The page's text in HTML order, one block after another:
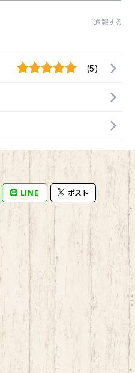
通報する
(5)
LINE ポスト